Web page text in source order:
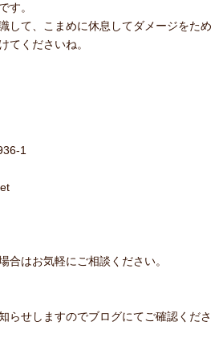
す。
して、こまめに休息してダメージをため
てくださいね。
1
合はお気軽にご相談ください。
らせしますのでブログにてご確認くださ